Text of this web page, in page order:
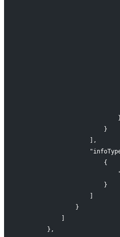
                        }
                    ],
                        {
                        }
                    ]
                }
            ]
        },